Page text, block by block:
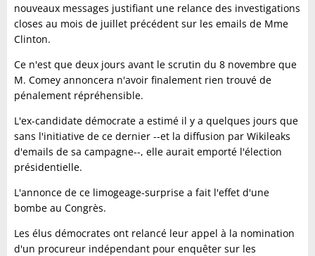
nouveaux messages justifiant une relance des investigations
closes au mois de juillet précédent sur les emails de Mme
Clinton.
Ce n'est que deux jours avant le scrutin du 8 novembre que
M. Comey annoncera n'avoir finalement rien trouvé de
pénalement répréhensible.
L'ex-candidate démocrate a estimé il y a quelques jours que
sans l'initiative de ce dernier --et la diffusion par Wikileaks
d'emails de sa campagne--, elle aurait emporté l'élection
présidentielle.
L'annonce de ce limogeage-surprise a fait l'effet d'une
bombe au Congrès.
Les élus démocrates ont relancé leur appel à la nomination
d'un procureur indépendant pour enquêter sur les